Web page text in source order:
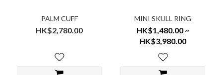
PALM CUFF
HK$2,780.00
MINI SKULL RING
HK$1,480.00 ~
HK$3,980.00